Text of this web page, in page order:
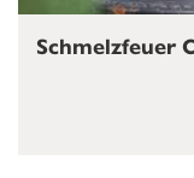
Schmelzfeuer